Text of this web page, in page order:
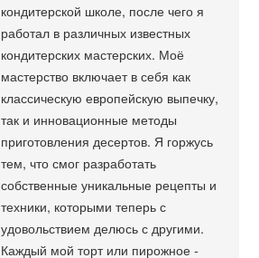
кондитерской школе, после чего я
работал в различных известных
кондитерских мастерских. Моё
мастерство включает в себя как
классическую европейскую выпечку,
так и инновационные методы
приготовления десертов. Я горжусь
тем, что смог разработать
собственные уникальные рецепты и
техники, которыми теперь с
удовольствием делюсь с другими.
Каждый мой торт или пирожное -